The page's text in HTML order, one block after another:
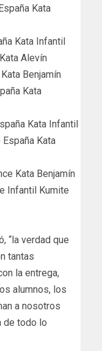
Kata
Kata Infantil
Alevín
Benjamín
Kata
Kata Infantil
Kata
Kata Benjamín
Infantil Kumite
“la verdad que
tantas
la entrega,
alumnos, los
a nosotros
de todo lo